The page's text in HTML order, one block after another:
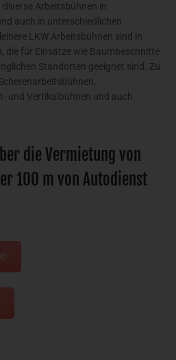
Arbeitsbühnen in
auch in unterschiedlichen
LKW Arbeitsbühnen sind in
die für Einsätze wie Baumbeschnitte
Standorten geeignet sind. Zu
und Vertikalbühnen und auch
die Vermietung von
100 m von Autodienst